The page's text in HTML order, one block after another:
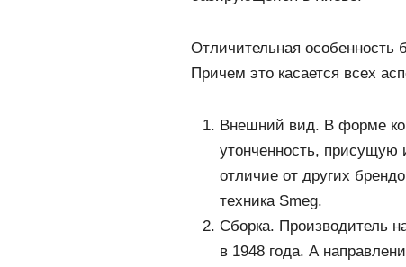
Отличительная особенность
Причем это касается всех
Внешний вид. В форме
утонченность, присущую
отличие от других
техника Smeg.
Сборка. Производитель
в 1948 года. А